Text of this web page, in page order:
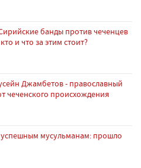
банды против чеченцев
и что за этим стоит?
Джамбетов - православный
чеченского происхождения
мусульманам: прошло